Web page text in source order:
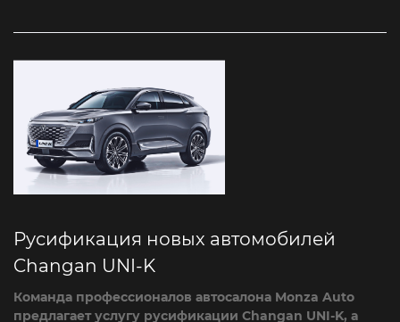
Русификация новых автомобилей
Changan UNI-K
Команда профессионалов автосалона Monza Auto
предлагает услугу русификации Changan UNI-K, а